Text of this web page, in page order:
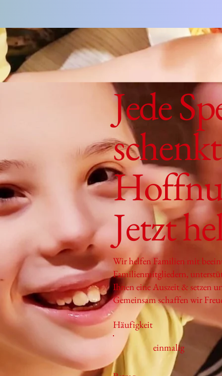
Jede
schenkt
Jetzt
Wir helfen Familien mit
Familienmitgliedern,
Ihnen eine Auszeit & setzen
Gemeinsam schaffen wir
Häufigkeit
einmalig